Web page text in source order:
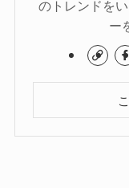
のトレンドを
ー